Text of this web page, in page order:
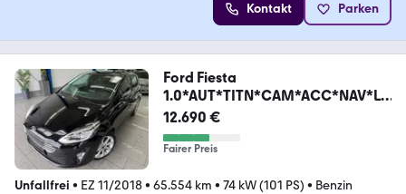
Kontakt Parken
Ford Fiesta
1.0*AUT*TITN*CAM*ACC*NAV*LE
D*SPUR*PDC*SHZ
12.690 €
Fairer Preis
Unfallfrei • EZ 11/2018• 65.554 km • 74 kW (101 PS) • Benzin